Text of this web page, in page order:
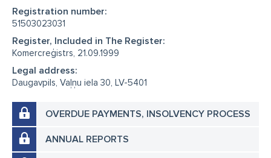
Registration number:
51503023031
Register, Included in The Register:
Komercreģistrs, 21.09.1999
Legal address:
Daugavpils, Vaļņu iela 30, LV-5401
OVERDUE PAYMENTS, INSOLVENCY PROCESS
ANNUAL REPORTS